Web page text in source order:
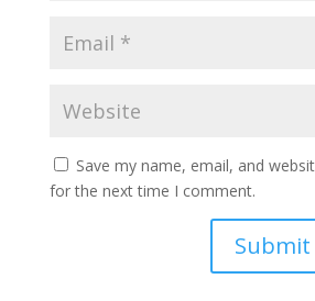
Save my name, email, and
for the next time I comment.